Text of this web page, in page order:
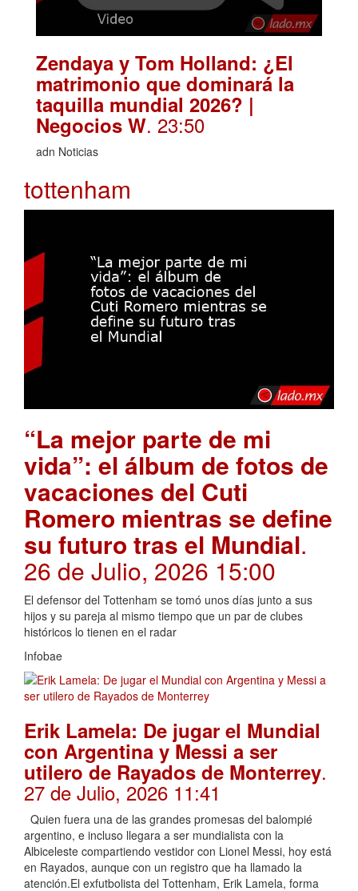
Zendaya y Tom Holland: ¿El
matrimonio que dominará la
taquilla mundial 2026? |
Negocios W. 23:50
adn Noticias
tottenham
“La mejor parte de mi
vida”: el álbum de fotos de
vacaciones del Cuti
Romero mientras se define
su futuro tras el Mundial.
26 de Julio, 2026 15:00
El defensor del Tottenham se tomó unos días junto a sus
hijos y su pareja al mismo tiempo que un par de clubes
históricos lo tienen en el radar
Infobae
Erik Lamela: De jugar el Mundial
con Argentina y Messi a ser
utilero de Rayados de Monterrey.
27 de Julio, 2026 11:41
Quien fuera una de las grandes promesas del balompié
argentino, e incluso llegara a ser mundialista con la
Albiceleste compartiendo vestidor con Lionel Messi, hoy está
en Rayados, aunque con un registro que ha llamado la
atención.El exfutbolista del Tottenham, Erik Lamela, forma